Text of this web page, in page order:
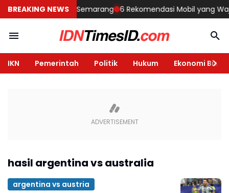
BREAKING NEWS
Rumah di Semarang 6 Rekomendasi Mobil yang
IKN Pemerintah Politik Hukum Ekonomi Bisnis
hasil argentina vs australia
argentina vs austria